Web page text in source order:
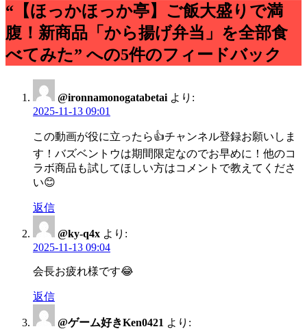
“【ほっかほっか亭】ご飯大盛りで満
腹！新商品「から揚げ弁当」を全部食
べてみた” への5件のフィードバック
@ironnamonogatabetai より:
2025-11-13 09:01
この動画が役に立ったら👍チャンネル登録お願いしま
す！バズベントウは期間限定なのでお早めに！他のコ
ラボ商品も試してほしい方はコメントで教えてくださ
い😊
返信
@ky-q4x より:
2025-11-13 09:04
会長お疲れ様です😂
返信
@ゲーム好きKen0421 より: